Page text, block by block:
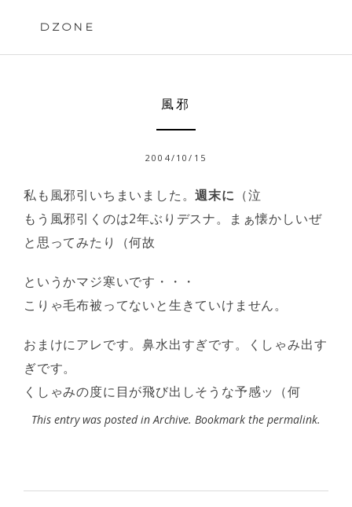
DZONE
風邪
2004/10/15
私も風邪引いちまいました。週末に （泣
もう風邪引くのは2年ぶりデスナ。まぁ懐かしいぜ
と思ってみたり（何故
というかマジ寒いです・・・
こりゃ毛布被ってないと生きていけません。
おまけにアレです。鼻水出すぎです。くしゃみ出す
ぎです。
くしゃみの度に目が飛び出しそうな予感ッ（何
This entry was posted inArchive. Bookmark the permalink.